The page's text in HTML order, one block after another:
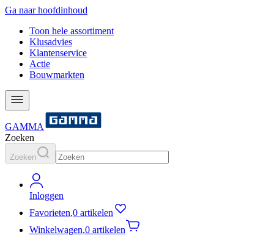
Ga naar hoofdinhoud
Toon hele assortiment
Klusadvies
Klantenservice
Actie
Bouwmarkten
GAMMA
Zoeken
Zoeken
Inloggen
Favorieten,0 artikelen
Winkelwagen,0 artikelen